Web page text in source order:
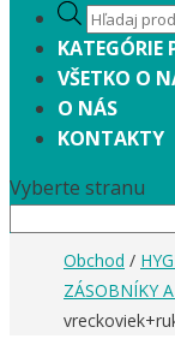
Products
search
KATEGÓRIE
VŠETKO O
O NÁS
KONTAKTY
Vyberte stranu
Obchod /
ZÁSOBNÍKY